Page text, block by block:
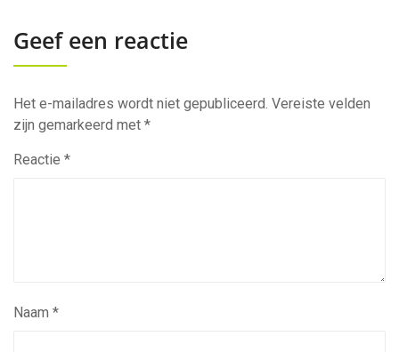
Geef een reactie
Het e-mailadres wordt niet gepubliceerd. Vereiste velden
zijn gemarkeerd met *
Reactie *
Naam *